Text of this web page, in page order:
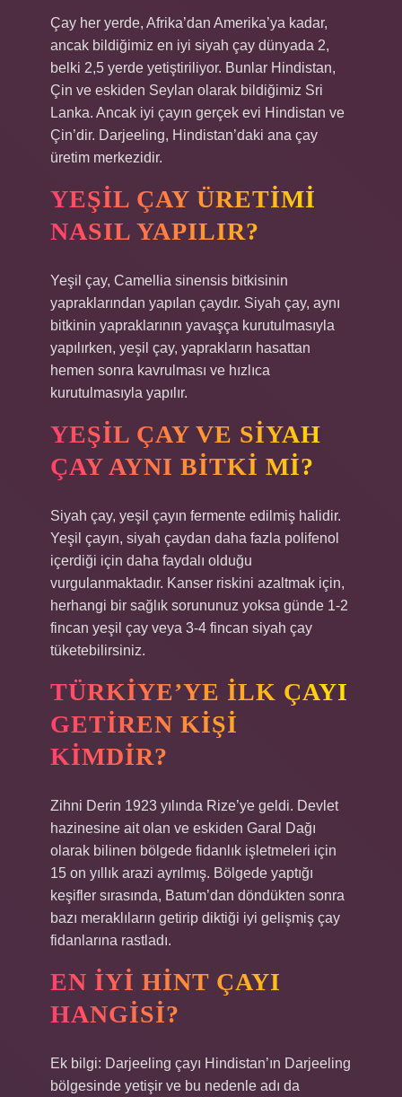
Çay her yerde, Afrika’dan Amerika’ya kadar,
ancak bildiğimiz en iyi siyah çay dünyada 2,
belki 2,5 yerde yetiştiriliyor. Bunlar Hindistan,
Çin ve eskiden Seylan olarak bildiğimiz Sri
Lanka. Ancak iyi çayın gerçek evi Hindistan ve
Çin’dir. Darjeeling, Hindistan’daki ana çay
üretim merkezidir.
YEŞIL ÇAY ÜRETIMI
NASIL YAPILIR?
Yeşil çay, Camellia sinensis bitkisinin
yapraklarından yapılan çaydır. Siyah çay, aynı
bitkinin yapraklarının yavaşça kurutulmasıyla
yapılırken, yeşil çay, yaprakların hasattan
hemen sonra kavrulması ve hızlıca
kurutulmasıyla yapılır.
YEŞIL ÇAY VE SIYAH
ÇAY AYNI BITKI MI?
Siyah çay, yeşil çayın fermente edilmiş halidir.
Yeşil çayın, siyah çaydan daha fazla polifenol
içerdiği için daha faydalı olduğu
vurgulanmaktadır. Kanser riskini azaltmak için,
herhangi bir sağlık sorununuz yoksa günde 1-2
fincan yeşil çay veya 3-4 fincan siyah çay
tüketebilirsiniz.
TÜRKIYE’YE ILK ÇAYI
GETIREN KIŞI
KIMDIR?
Zihni Derin 1923 yılında Rize’ye geldi. Devlet
hazinesine ait olan ve eskiden Garal Dağı
olarak bilinen bölgede fidanlık işletmeleri için
15 on yıllık arazi ayrılmış. Bölgede yaptığı
keşifler sırasında, Batum’dan döndükten sonra
bazı meraklıların getirip diktiği iyi gelişmiş çay
fidanlarına rastladı.
EN IYI HINT ÇAYI
HANGISI?
Ek bilgi: Darjeeling çayı Hindistan’ın Darjeeling
bölgesinde yetişir ve bu nedenle adı da